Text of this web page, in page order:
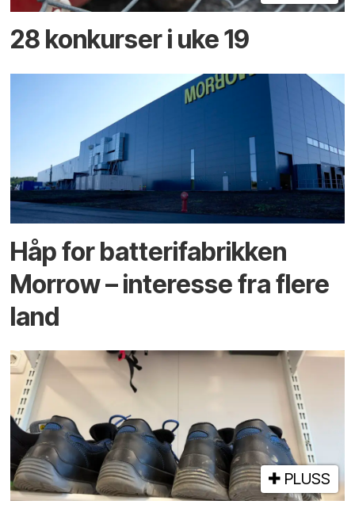
28 konkurser i uke 19
Håp for batteri­fabrikken
Morrow – interesse fra flere
land
PLUSS